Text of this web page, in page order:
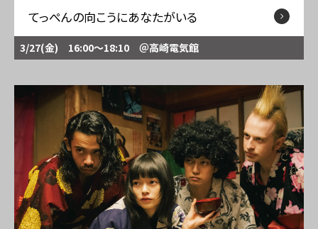
てっぺんの向こうにあなたがいる
3/27(金) 16:00～18:10 ＠高崎電気館